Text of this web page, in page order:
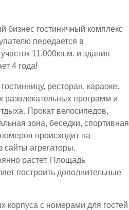
бизнес гостиничный комплекс
передается в
11.000кв.м. и здания
4 года!
ресторан, караоке.
развлекательных программ и
Прокат велосипедов,
зона, беседки, спортивная
происходит на
сайты агрегаторы.
растет. Площадь
построить дополнительные
корпуса с номерами для гостей